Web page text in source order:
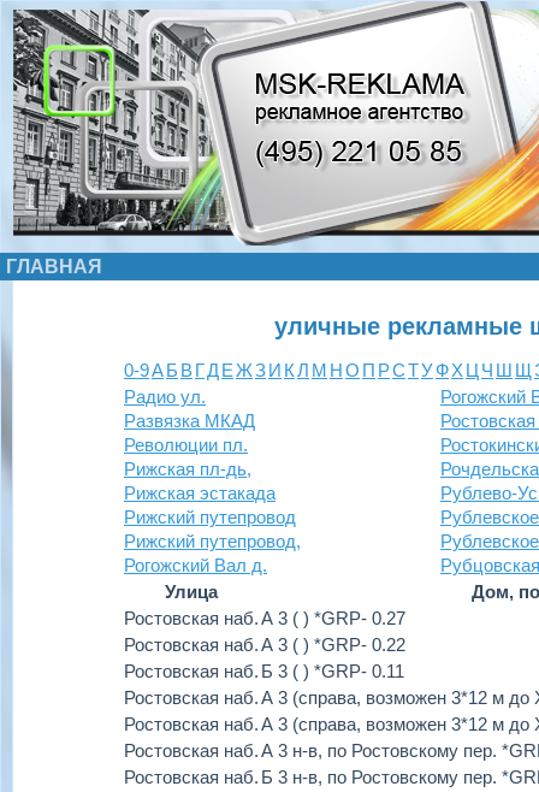
ГЛАВНАЯ
уличные рекламные
0-9АБ ВГДЕЖЗИ КЛ М НО П РСТУФХ Ц Ч Ш Щ
Радио ул.
Развязка МКАД
Революции пл.
Рижская пл-дь,
Рижская эстакада
Рижский путепровод
Рижский путепровод,
Рогожский Вал д.
Рогожский
Рублево-
Рублевское
Улица
Дом,
Ростовская наб.А 3 ( ) *GRP- 0.27
Ростовская наб.А 3 ( ) *GRP- 0.22
Ростовская наб. Б 3 ( ) *GRP- 0.11
Ростовская наб.А 3 (справа, возможен 3*12 м
Ростовская наб.А 3 (справа, возможен 3*12 м
Ростовская наб.А 3 н-в, по Ростовскому пер.
Ростовская наб. Б 3 н-в, по Ростовскому пер.